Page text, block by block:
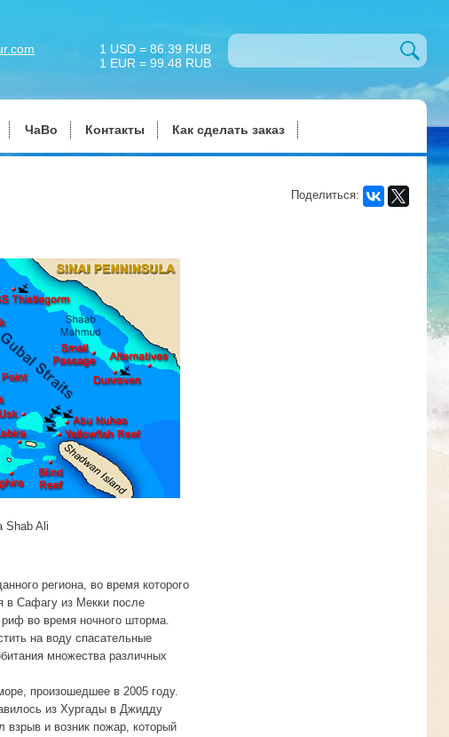
1 USD = 86.39 RUB
1 EUR = 99.48 RUB
ЧаВо Контакты Как сделать заказ
Поделиться:
Shab Ali
региона, во время которого
в Сафагу из Мекки после
риф во время ночного шторма.
на воду спасательные
множества различных
произошедшее в 2005 году.
из Хургады в Джидду
взрыв и возник пожар, который